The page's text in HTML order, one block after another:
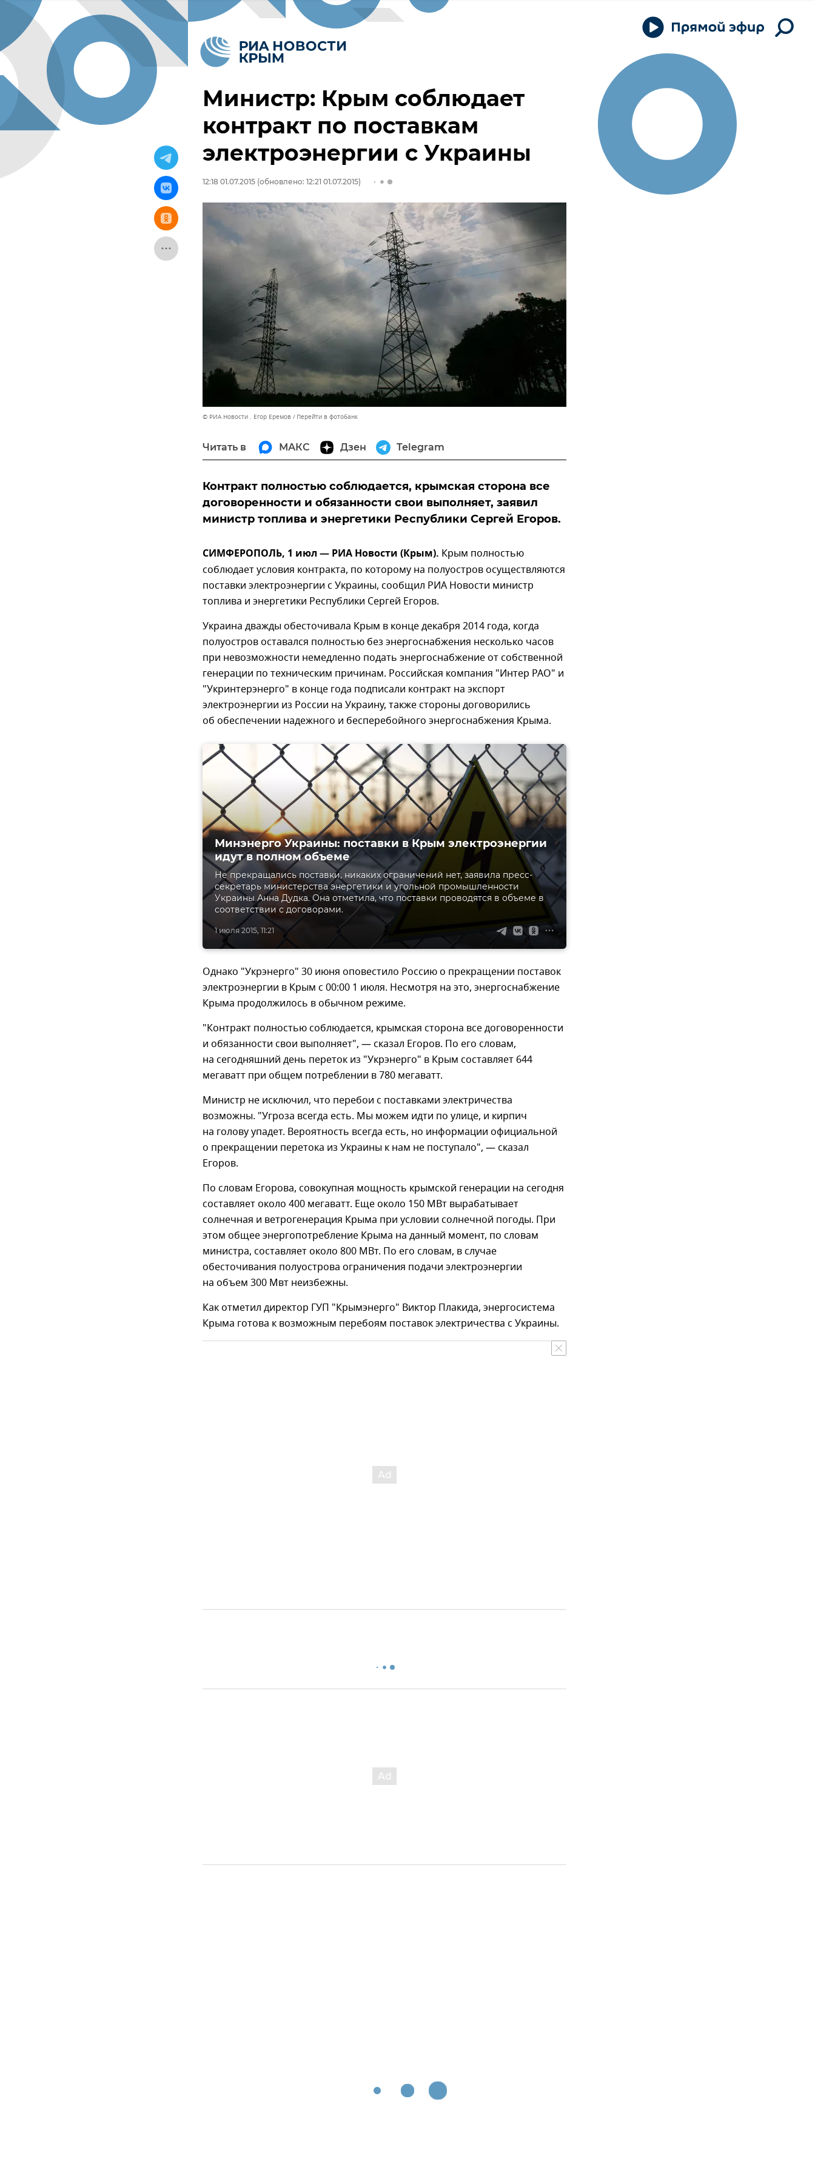
Министр: Крым соблюдает
контракт по поставкам
электроэнергии с Украины
12:18 01.07.2015 (обновлено: 12:21 01.07.2015)
© РИА Новости . Егор Еремов Перейти в фотобанк
Читать в МАКС Дзен Telegram
Контракт полностью соблюдается, крымская сторона все
договоренности и обязанности свои выполняет, заявил
министр топлива и энергетики Республики Сергей Егоров.
СИМФЕРОПОЛЬ, 1 июл — РИА Новости (Крым). Крым полностью
соблюдает условия контракта, по которому на полуостров осуществляются
поставки электроэнергии с Украины, сообщил РИА Новости министр
топлива и энергетики Республики Сергей Егоров.
Украина дважды обесточивала Крым в конце декабря 2014 года, когда
полуостров оставался полностью без энергоснабжения несколько часов
при невозможности немедленно подать энергоснабжение от собственной
генерации по техническим причинам. Российская компания "Интер РАО" и
"Укринтерэнерго" в конце года подписали контракт на экспорт
электроэнергии из России на Украину, также стороны договорились
об обеспечении надежного и бесперебойного энергоснабжения Крыма.
1 июля 2015, 11:21
Минэнерго Украины: поставки в Крым электроэнергии
идут в полном объеме
Не прекращались поставки, никаких ограничений нет, заявила пресс-
секретарь министерства энергетики и угольной промышленности
Украины Анна Дудка. Она отметила, что поставки проводятся в объеме в
соответствии с договорами.
Однако "Укрэнерго" 30 июня оповестило Россию о прекращении поставок
электроэнергии в Крым с 00:00 1 июля. Несмотря на это, энергоснабжение
Крыма продолжилось в обычном режиме.
"Контракт полностью соблюдается, крымская сторона все договоренности
и обязанности свои выполняет", — сказал Егоров. По его словам,
на сегодняшний день переток из "Укрэнерго" в Крым составляет 644
мегаватт при общем потреблении в 780 мегаватт.
Министр не исключил, что перебои с поставками электричества
возможны. "Угроза всегда есть. Мы можем идти по улице, и кирпич
на голову упадет. Вероятность всегда есть, но информации официальной
о прекращении перетока из Украины к нам не поступало", — сказал
Егоров.
По словам Егорова, совокупная мощность крымской генерации на сегодня
составляет около 400 мегаватт. Еще около 150 МВт вырабатывает
солнечная и ветрогенерация Крыма при условии солнечной погоды. При
этом общее энергопотребление Крыма на данный момент, по словам
министра, составляет около 800 МВт. По его словам, в случае
обесточивания полуострова ограничения подачи электроэнергии
на объем 300 Мвт неизбежны.
Как отметил директор ГУП "Крымэнерго" Виктор Плакида, энергосистема
Крыма готова к возможным перебоям поставок электричества с Украины.